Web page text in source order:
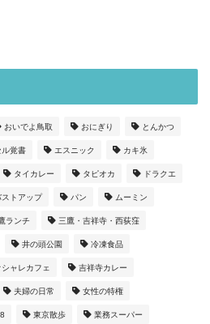
おいでよ鳥取 おにぎり とんかつ
ル覚書 エスニック カキ氷
タイカレー タピオカ ドラクエ
ストアップ パン ムーミン
ランチ 三鷹・吉祥寺・西荻窪
井の頭公園 冷凍食品
ャレカフェ 吉祥寺カレー
夫婦の日常 女性の特権
東京散歩 業務スーパー